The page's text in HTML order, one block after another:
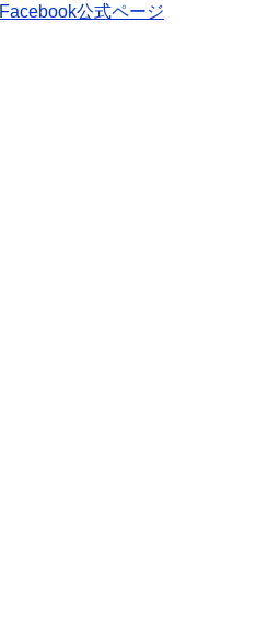
Facebook公式ページ